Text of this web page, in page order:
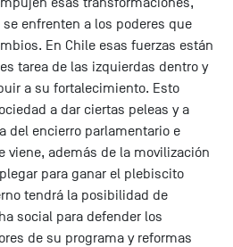
enfrenten a los poderes que
En Chile esas fuerzas están
tarea de las izquierdas dentro y
a su fortalecimiento. Esto
a dar ciertas peleas y a
del encierro parlamentario e
viene, además de la movilización
para ganar el plebiscito
tendrá la posibilidad de
social para defender los
de su programa y reformas